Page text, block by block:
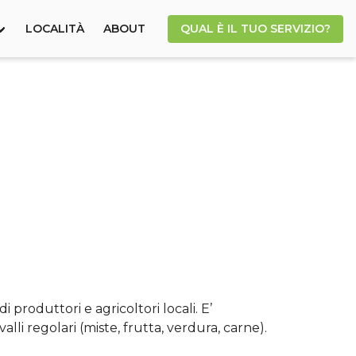
LOCALITÀ ABOUT QUAL È IL TUO SERVIZIO?
produttori e agricoltori locali. E’
regolari (miste, frutta, verdura, carne).